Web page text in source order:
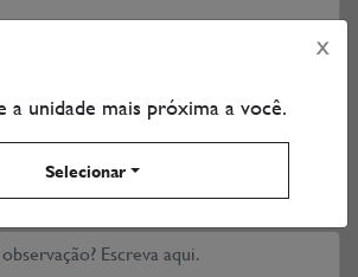
X
a unidade mais próxima a você.
Selecionar